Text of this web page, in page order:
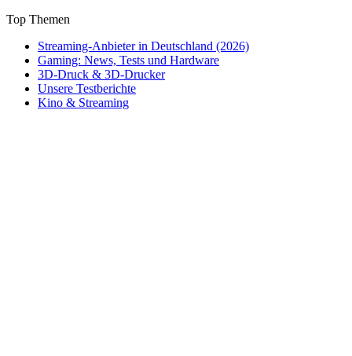
Top Themen
Streaming-Anbieter in Deutschland (2026)
Gaming: News, Tests und Hardware
3D-Druck & 3D-Drucker
Unsere Testberichte
Kino & Streaming